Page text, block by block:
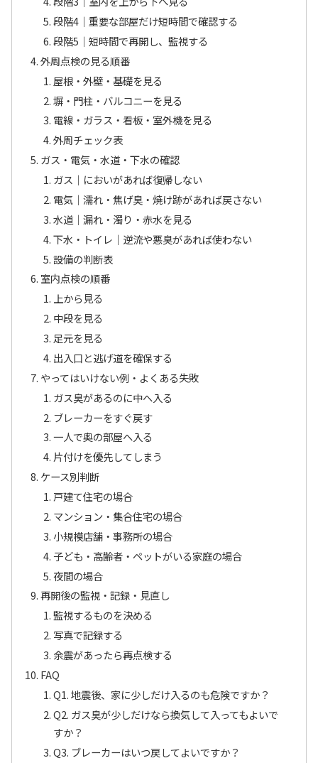
段階4｜重要な部屋だけ短時間で確認する
段階5｜短時間で再開し、監視する
外周点検の見る順番
屋根・外壁・基礎を見る
塀・門柱・バルコニーを見る
電線・ガラス・看板・室外機を見る
外周チェック表
ガス・電気・水道・下水の確認
ガス｜においがあれば復帰しない
電気｜濡れ・焦げ臭・焼け跡があれば戻さない
水道｜漏れ・濁り・赤水を見る
下水・トイレ｜逆流や悪臭があれば使わない
設備の判断表
室内点検の順番
上から見る
中段を見る
足元を見る
出入口と逃げ道を確保する
やってはいけない例・よくある失敗
ガス臭があるのに中へ入る
ブレーカーをすぐ戻す
一人で奥の部屋へ入る
片付けを優先してしまう
ケース別判断
戸建て住宅の場合
マンション・集合住宅の場合
小規模店舗・事務所の場合
子ども・高齢者・ペットがいる家庭の場合
夜間の場合
再開後の監視・記録・見直し
監視するものを決める
写真で記録する
余震があったら再点検する
FAQ
Q1. 地震後、家に少しだけ入るのも危険ですか？
Q2. ガス臭が少しだけなら換気して入ってもよいで
すか？
Q3. ブレーカーはいつ戻してよいですか？